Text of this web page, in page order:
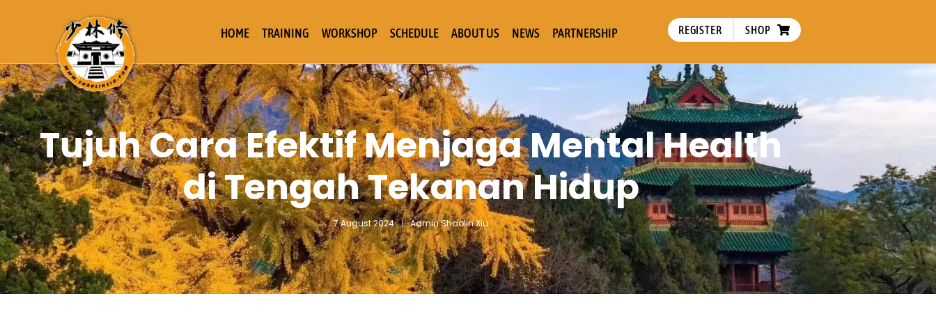
HOME TRAINING WORKSHOP SCHEDULE ABOUT US NEWS PARTNERSHIP REGISTER SHOP
Tujuh Cara Efektif Menjaga Mental Health
di Tengah Tekanan Hidup
7 August 2024 Admin Shaolin Xiu